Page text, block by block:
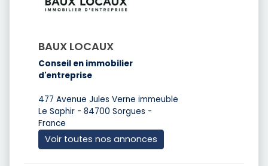
BAUX LOCAUX
Conseil en immobilier
d'entreprise
477 Avenue Jules Verne immeuble
Le Saphir - 84700 Sorgues -
France
Voir toutes nos annonces